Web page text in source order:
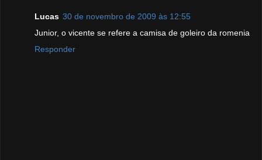
Lucas 30 de novembro de 2009 às 12:55
Junior, o vicente se refere a camisa de goleiro da romenia
Responder